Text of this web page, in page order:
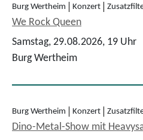
Burg Wertheim Konzert
We Rock Queen
Samstag, 29.08.2026, 19 Uhr
Burg Wertheim
Burg Wertheim Konzert
Dino-Metal-Show mit